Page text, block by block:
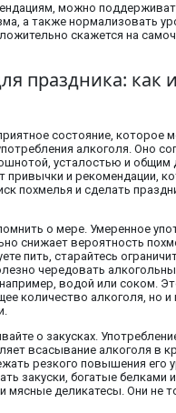
можно
а также нормализовать
скажется на
праздника: как
состояние, которое
алкоголя. Оно
усталостью и
привычки и рекомендации,
похмелья и сделать
о мере. Умеренное
снижает вероятность
пить, старайтесь
чередовать
водой или соком.
количество алкоголя, но
о закусках.
всасывание алкоголя в
резкого повышения его
закуски, богатые белками
мясные деликатесы. Они не